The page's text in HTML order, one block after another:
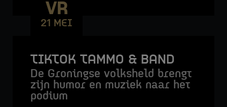
VR
21 MEI
TIKTOK TAMMO & BAND
De Groningse volksheld brengt
zijn humor en muziek naar het
podium